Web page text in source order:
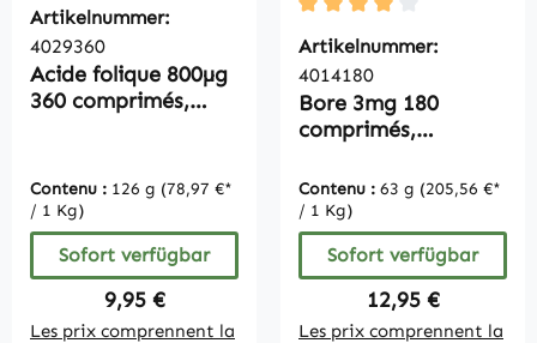
Artikelnummer:
4029360
Acide folique 800µg
360 comprimés,
an
Contenu : 126 g (78,97 €*
/ 1 Kg)
Sofort verfügbar
Regulärer Preis:
9,95 €
Les prix comprennent la
Durchschnittliche
Artikelnummer:
4014180
Bore 3mg 180
comprimés,
avantageux pour 6
mois
Contenu : 63 g (205,56 €*
/ 1 Kg)
Sofort verfügbar
Regulärer Preis:
12,95 €
Les prix comprennent la